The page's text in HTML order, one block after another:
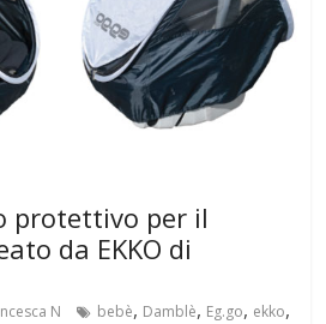
protettivo per il
da EKKO di
N bebè, Damblè, Eg.go, ekko,